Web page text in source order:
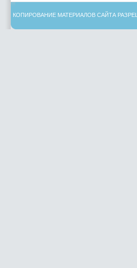
КОПИРОВАНИЕ МАТЕРИАЛОВ САЙТА